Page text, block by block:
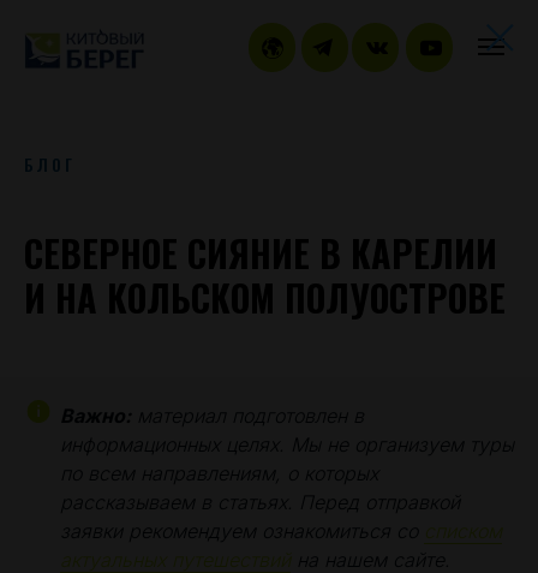
БЛОГ
СЕВЕРНОЕ СИЯНИЕ В КАРЕЛИИ
И НА КОЛЬСКОМ ПОЛУОСТРОВЕ
Важно: материал подготовлен в
информационных целях. Мы не организуем туры
по всем направлениям, о которых
рассказываем в статьях. Перед отправкой
заявки рекомендуем ознакомиться со
на нашем сайте.